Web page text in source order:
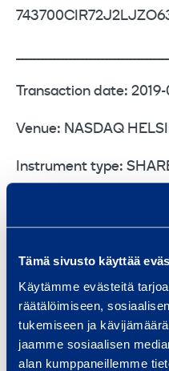
Tämä sivusto käyttää
Käytämme evästeitä
räätälöimiseen,
tukemiseen ja
jaamme sosiaalisen
alan kumppaneillemme
Transaction date: 2019-
Venue: NASDAQ
Instrument type:
Transaction details
(1): Volume: 1,700 Unit
Aggregated